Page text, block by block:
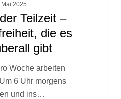
Mai 2025
Teilzeit –
die es
gibt
Woche arbeiten
6 Uhr morgens
und ins…